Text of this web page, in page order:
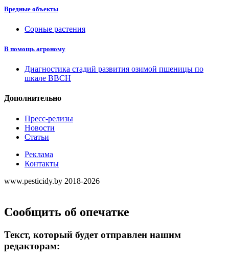
Вредные объекты
Сорные растения
В помощь агроному
Диагностика стадий развития озимой пшеницы по
шкале ВВСН
Дополнительно
Пресс-релизы
Новости
Статьи
Реклама
Контакты
www.pesticidy.by 2018-2026
Сообщить об опечатке
Текст, который будет отправлен нашим
редакторам: